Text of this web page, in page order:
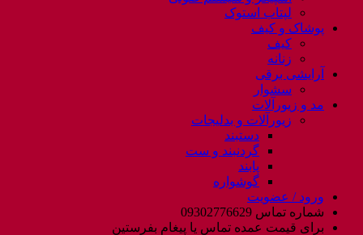
لپتاب استوک
پوشاک و کیف
کیف
زنانه
آرایشی برقی
سشوار
مد و زیورآلات
زیورآلات و بدلیجات
دستبند
گردنبند و ست
پابند
گوشواره
ورود / عضویت
شماره تماس 09302776629
برای قیمت عمده تماس یا پیغام بفرستین